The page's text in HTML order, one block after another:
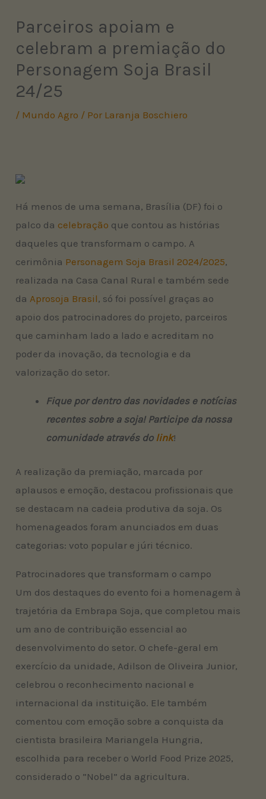
Parceiros apoiam e
celebram a premiação do
Personagem Soja Brasil
24/25
/ Mundo Agro / Por Laranja Boschiero
Há menos de uma semana, Brasília (DF) foi o
palco da celebração que contou as histórias
daqueles que transformam o campo. A
cerimônia Personagem Soja Brasil 2024/2025,
realizada na Casa Canal Rural e também sede
daAprosoja Brasil, só foi possível graças ao
apoio dos patrocinadores do projeto, parceiros
que caminham lado a lado e acreditam no
poder da inovação, da tecnologia e da
valorização do setor.
Fique por dentro das novidades e notícias
recentes sobre a soja! Participe da nossa
comunidade através do link!
A realização da premiação, marcada por
aplausos e emoção, destacou profissionais que
se destacam na cadeia produtiva da soja. Os
homenageados foram anunciados em duas
categorias: voto popular e júri técnico.
Patrocinadores que transformam o campo
Um dos destaques do evento foi a homenagem à
trajetória da Embrapa Soja, que completou mais
um ano de contribuição essencial ao
desenvolvimento do setor. O chefe-geral em
exercício da unidade, Adilson de Oliveira Junior,
celebrou o reconhecimento nacional e
internacional da instituição. Ele também
comentou com emoção sobre a conquista da
cientista brasileira Mariangela Hungria,
escolhida para receber o World Food Prize 2025,
considerado o ”Nobel” da agricultura.